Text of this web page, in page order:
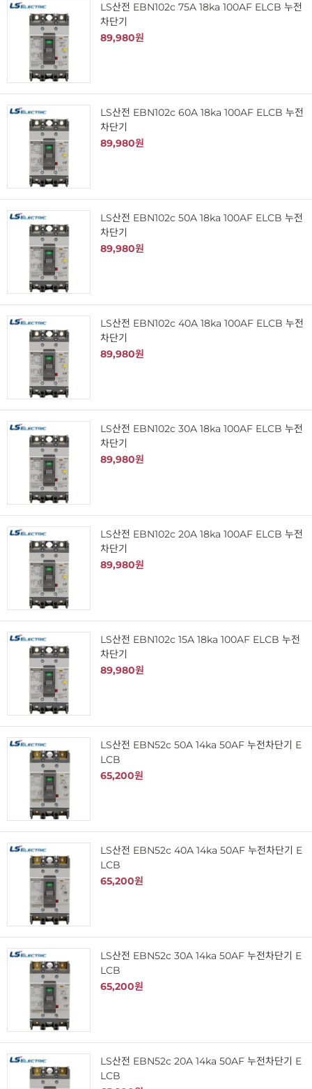
LS산전 EBN102c 75A 18ka 100AF ELCB 누전
차단기
89,980원
LS산전 EBN102c 60A 18ka 100AF ELCB 누전
차단기
89,980원
LS산전 EBN102c 50A 18ka 100AF ELCB 누전
차단기
89,980원
LS산전 EBN102c 40A 18ka 100AF ELCB 누전
차단기
89,980원
LS산전 EBN102c 30A 18ka 100AF ELCB 누전
차단기
89,980원
LS산전 EBN102c 20A 18ka 100AF ELCB 누전
차단기
89,980원
LS산전 EBN102c 15A 18ka 100AF ELCB 누전
차단기
89,980원
LS산전 EBN52c 50A 14ka 50AF 누전차단기 E
LCB
65,200원
LS산전 EBN52c 40A 14ka 50AF 누전차단기 E
LCB
65,200원
LS산전 EBN52c 30A 14ka 50AF 누전차단기 E
LCB
65,200원
LS산전 EBN52c 20A 14ka 50AF 누전차단기 E
LCB